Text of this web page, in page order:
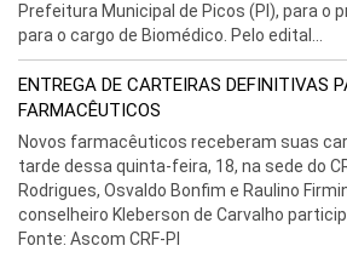
Prefeitura Municipal de Picos (PI), para o
para o cargo de Biomédico. Pelo edital...
ENTREGA DE CARTEIRAS DEFINITIVAS
FARMACÊUTICOS
Novos farmacêuticos receberam suas
tarde dessa quinta-feira, 18, na sede do
Rodrigues, Osvaldo Bonfim e Raulino
conselheiro Kleberson de Carvalho
Fonte: Ascom CRF-PI